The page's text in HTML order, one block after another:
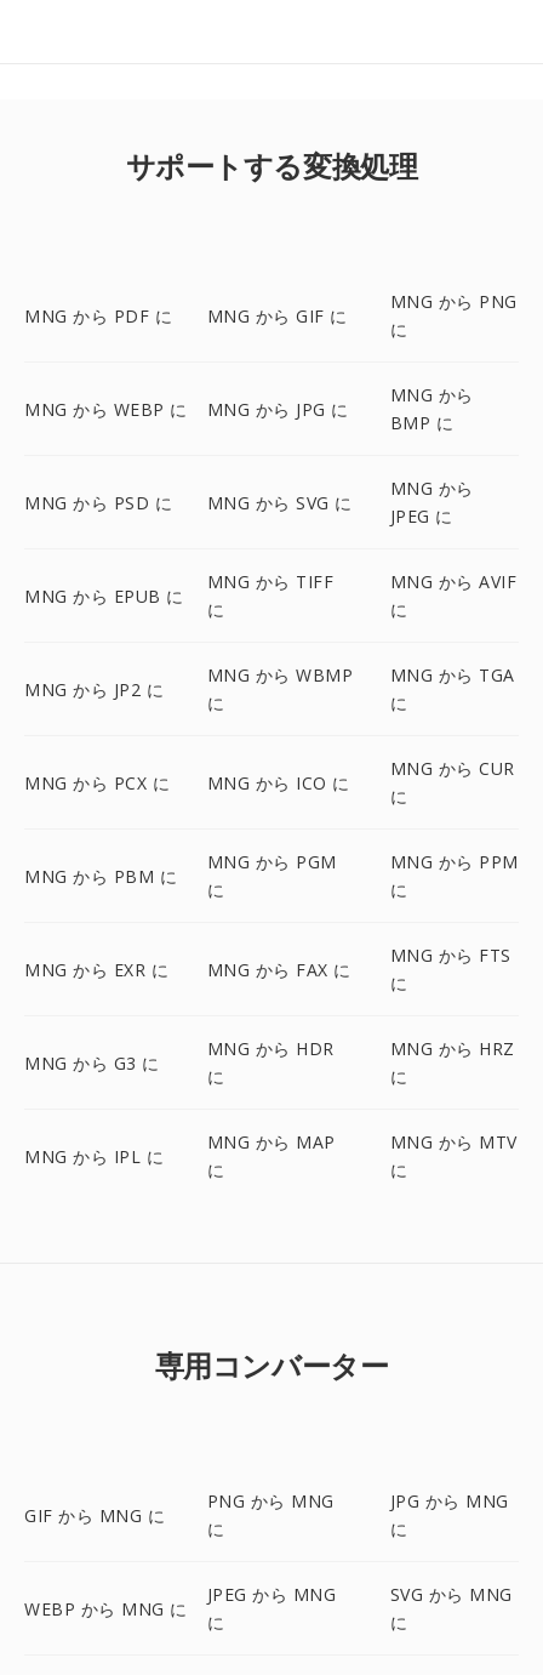
サポートする変換処理
MNG から PDF に MNG から GIF に
MNG から PNG
に
MNG から WEBP に MNG から JPG に
MNG から
BMP に
MNG から PSD に MNG から SVG に
MNG から
JPEG に
MNG から EPUB に
MNG から TIFF
に
MNG から AVIF
に
MNG から JP2 に
MNG から WBMP
に
MNG から TGA
に
MNG から PCX に MNG から ICO に
MNG から CUR
に
MNG から PBM に
MNG から PGM
に
MNG から PPM
に
MNG から EXR に MNG から FAX に
MNG から FTS
に
MNG から G3 に
MNG から HDR
に
MNG から HRZ
に
MNG から IPL に
MNG から MAP
に
MNG から MTV
に
専用コンバーター
GIF から MNG に
PNG から MNG
に
JPG から MNG
に
WEBP から MNG に
JPEG から MNG
に
SVG から MNG
に